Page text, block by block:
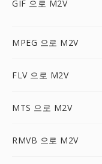
GIF 으로 M2V
MPEG 으로 M2V
FLV 으로 M2V
MTS 으로 M2V
RMVB 으로 M2V